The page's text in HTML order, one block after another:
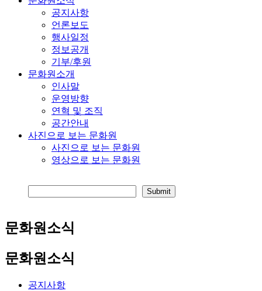
공지사항
언론보도
행사일정
정보공개
기부/후원
문화원소개
인사말
운영방향
연혁 및 조직
공간안내
사진으로 보는 문화원
사진으로 보는 문화원
영상으로 보는 문화원
문화원소식
문화원소식
공지사항